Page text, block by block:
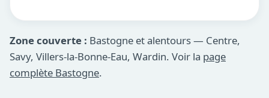
Zone couverte : Bastogne et alentours — Centre,
Savy, Villers-la-Bonne-Eau, Wardin. Voir la page
complète Bastogne.